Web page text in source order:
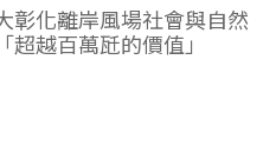
彰化離岸風場社會與自然
越百萬瓩的價值」